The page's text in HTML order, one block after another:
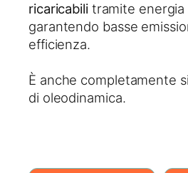
ricaricabili tramite energia
garantendo basse
efficienza.
È anche completamente
di oleodinamica.